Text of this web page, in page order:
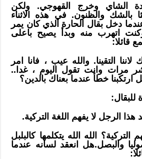
الشاي وخرج القهوجي. ولكن
بالشك والظنون. في هذه الاثناء
دخل بقال الحارة الذي كان يمر
اتهرب منه وبدأ يصيح باعلى
قائلا:
التقينا. والله عيب ، فانا امر
مرات وانت تقول اليوم ، غدا..
خطأ عندما بعناك بالدين؟
هذا الرجل لا يفهم اللغة التركية.
الله الله يتكلمها كالبلبل
والبصل.هل انعقد لسانه عندما